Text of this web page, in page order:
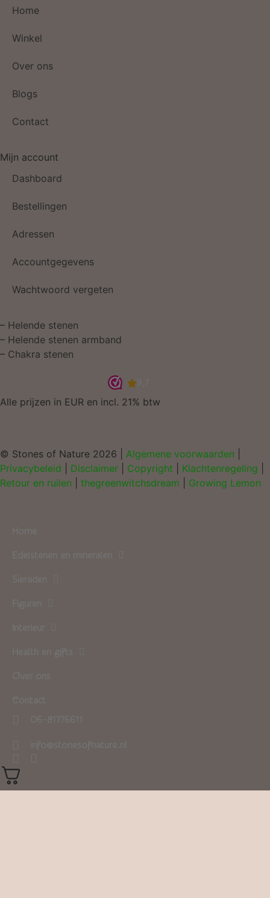
Home
Winkel
Over ons
Blogs
Contact
Mijn account
Dashboard
Bestellingen
Adressen
Accountgegevens
Wachtwoord vergeten
– Helende stenen
– Helende stenen armband
– Chakra stenen
Alle prijzen in EUR en incl. 21% btw
© Stones of Nature 2026 | Algemene voorwaarden
Privacybeleid
Disclaimer Copyright Klachtenregeling
Retour en ruilen
thegreenwitchsdream Growing Lemon